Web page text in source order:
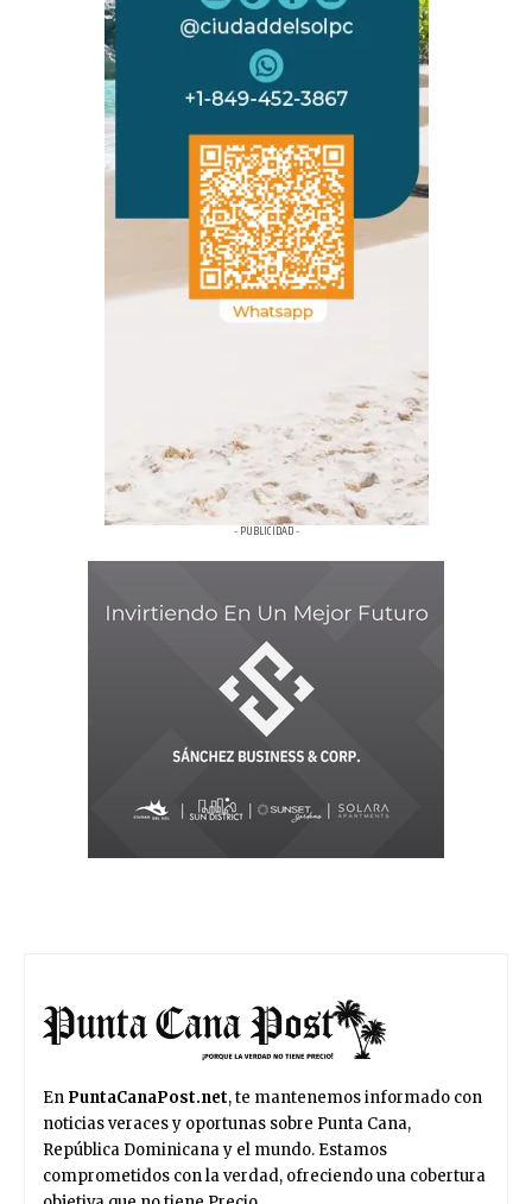
- PUBLICIDAD -
En PuntaCanaPost.net, te mantenemos informado con
noticias veraces y oportunas sobre Punta Cana,
República Dominicana y el mundo. Estamos
comprometidos con la verdad, ofreciendo una cobertura